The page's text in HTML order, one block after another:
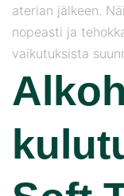
aterian jälkeen.
nopeasti ja
vaikutuksista